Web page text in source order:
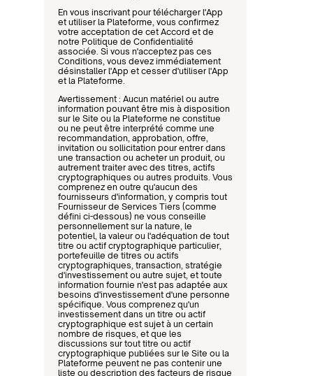
En vous inscrivant pour télécharger l'App
et utiliser la Plateforme, vous confirmez
votre acceptation de cet Accord et de
notre Politique de Confidentialité
associée. Si vous n'acceptez pas ces
Conditions, vous devez immédiatement
désinstaller l'App et cesser d'utiliser l'App
et la Plateforme.
Avertissement : Aucun matériel ou autre
information pouvant être mis à disposition
sur le Site ou la Plateforme ne constitue
ou ne peut être interprété comme une
recommandation, approbation, offre,
invitation ou sollicitation pour entrer dans
une transaction ou acheter un produit, ou
autrement traiter avec des titres, actifs
cryptographiques ou autres produits. Vous
comprenez en outre qu'aucun des
fournisseurs d'information, y compris tout
Fournisseur de Services Tiers (comme
défini ci-dessous) ne vous conseille
personnellement sur la nature, le
potentiel, la valeur ou l'adéquation de tout
titre ou actif cryptographique particulier,
portefeuille de titres ou actifs
cryptographiques, transaction, stratégie
d'investissement ou autre sujet, et toute
information fournie n'est pas adaptée aux
besoins d'investissement d'une personne
spécifique. Vous comprenez qu'un
investissement dans un titre ou actif
cryptographique est sujet à un certain
nombre de risques, et que les
discussions sur tout titre ou actif
cryptographique publiées sur le Site ou la
Plateforme peuvent ne pas contenir une
liste ou description des facteurs de risque